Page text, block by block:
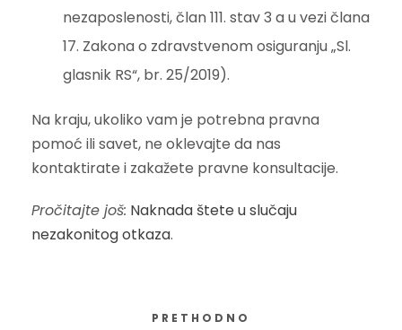
nezaposlenosti, član 111. stav 3 a u vezi člana
17. Zakona o zdravstvenom osiguranju „Sl.
glasnik RS“, br. 25/2019).
Na kraju, ukoliko vam je potrebna pravna
pomoć ili savet, ne oklevajte da nas
kontaktirate i zakažete pravne konsultacije.
Pročitajte još: Naknada štete u slučaju
nezakonitog otkaza.
PRETHODNO